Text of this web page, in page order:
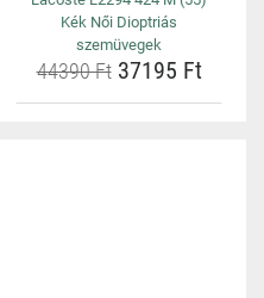
Kék Női Dioptriás
szemüvegek
44390 Ft37195 Ft